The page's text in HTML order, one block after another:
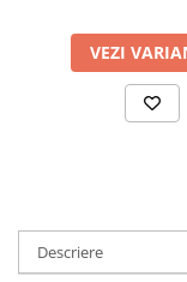
VEZI
Descriere